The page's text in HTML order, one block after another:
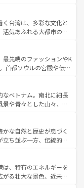
カ
ほしい。
迎えてくれるハワイの
ハワイアンミュージッ
てがハワイの魅力を彩
い。
ウルル（エアーズロッ
ケアンズの熱帯雨林な
フェやワイン、オージ
り、サーフィンやダイ
ア好きにはたまらな
を存分に味わいつくそ
台湾は、多彩な文化と
気あふれる大都市の台
東部など、都市の喧騒
訪れる人に新しい発見と
深い台湾の食文化も魅
バラエティ豊かな料理
情報は コンテンツ一覧を参
先端のファッションやK
首都ソウルの宮殿や伝統
自然美を楽しむことが
絶品のストリートフード
ている。夜には、韓国な
な魅力を心ゆくまで味
お、新着の韓国情報はコンテンツ一
なベトナム。南北に細長
景や青々とした山々、世
ノイの古い町並みやホ
物も、独特の雰囲気を
の豊かさとおいしさで
ムコーヒーなどは、ぜ
訪れてもあたたかい人々
と忘れられない旅にな
な自然と歴史が息づく
ち並ぶ一方、伝統的な
ェンマイなどの山岳地
ーケットやクラビの美し
とができる。タイ料理
は、特有のエネルギーを
る壮大な景色、近未来